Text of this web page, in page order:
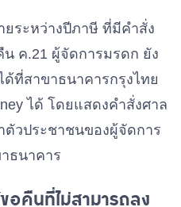
ที่ผู้ขอคืน
ทะเบียน
ระจำตัว
ลง
ทะเบียน
พร้อมเพย์
กรณีที่ผู้
ขอคืนลง
ระหว่างปีภาษี ที่มีคำสั่ง
ค.21 ผู้จัดการมรดก ยัง
ที่สาขาธนาคารกรุงไทย
ได้ โดยแสดงคำสั่งศาล
ตัวประชาชนของผู้จัดการ
ธนาคาร
อคืนที่ไม่สามารถลง